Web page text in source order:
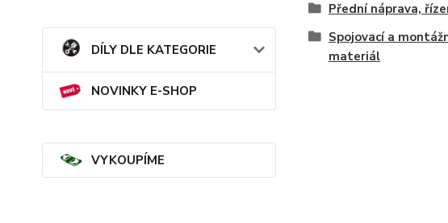
DÍLY DLE KATEGORIE
NOVINKY E-SHOP
VYKOUPÍME
Přední náprava,
Spojovací a
materiál